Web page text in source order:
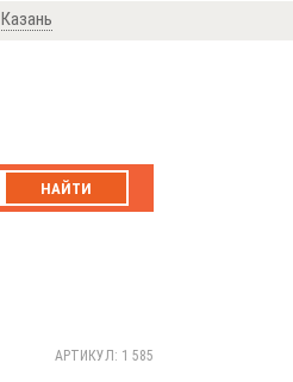
Казань
НАЙТИ
АРТИКУЛ: 1 585